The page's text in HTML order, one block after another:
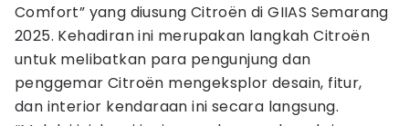
Comfort” yang diusung Citroën di GIIAS Semarang
2025. Kehadiran ini merupakan langkah Citroën
untuk melibatkan para pengunjung dan
penggemar Citroën mengeksplor desain, fitur,
dan interior kendaraan ini secara langsung.